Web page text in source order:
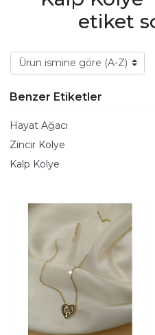
etiket
Benzer Etiketler
Hayat Ağacı
Zincir Kolye
Kalp Kolye